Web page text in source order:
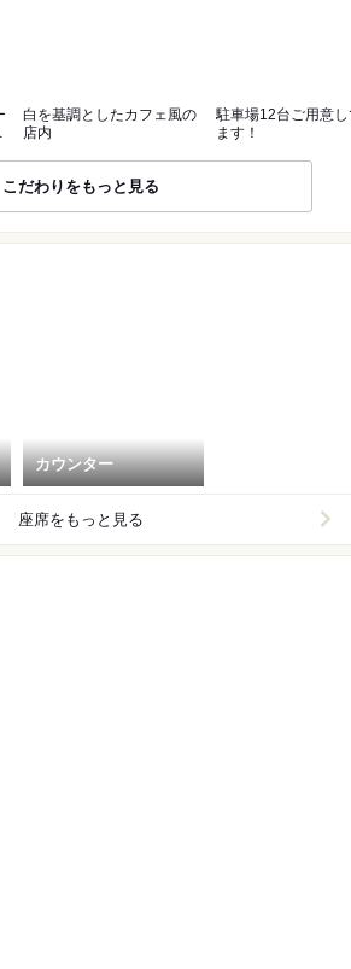
白を基調としたカフェ風の
店内
駐車場12台ご用意
ます！
こだわりをもっと見る
カウンター
座席をもっと見る